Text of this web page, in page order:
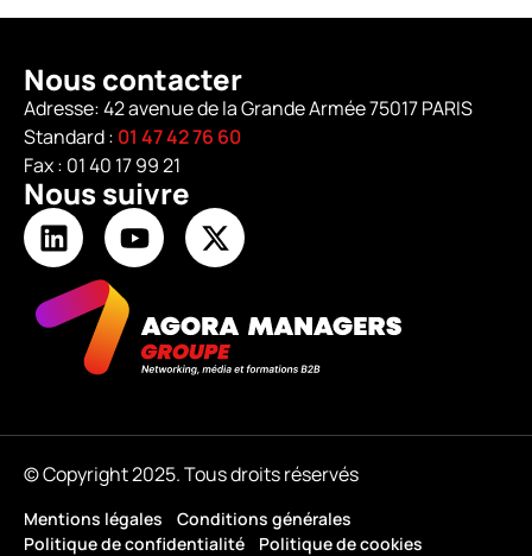
Nous contacter
Adresse: 42 avenue de la Grande Armée 75017 PARIS
Standard : 01 47 42 76 60
Fax : 01 40 17 99 21
Nous suivre
© Copyright 2025. Tous droits réservés
Mentions légales
Conditions générales
Politique de confidentialité
Politique de cookies